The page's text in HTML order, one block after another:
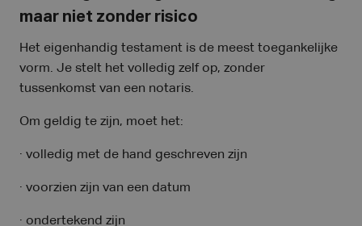
maar niet zonder risico
Het eigenhandig testament is de meest toegankelijke
vorm. Je stelt het volledig zelf op, zonder
tussenkomst van een notaris.
Om geldig te zijn, moet het:
· volledig met de hand geschreven zijn
· voorzien zijn van een datum
· ondertekend zijn